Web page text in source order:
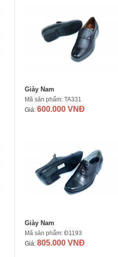
Giày Nam
Mã sản phẩm: TA331
Giá: 600.000 VNĐ
Giày Nam
Mã sản phẩm: Đ1193
Giá: 805.000 VNĐ